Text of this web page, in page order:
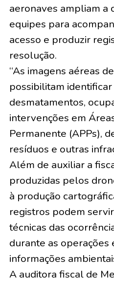
aeronaves ampliam a
equipes para
acesso e produzir
resolução.
“As imagens aéreas
possibilitam identificar
desmatamentos,
intervenções em
Permanente (APPs),
resíduos e outras
Além de auxiliar a
produzidas pelos
à produção
registros podem
técnicas das
durante as operações
informações
A auditora fiscal de